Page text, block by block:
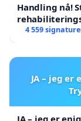
Handling nå!
4 559
JA – jeg er